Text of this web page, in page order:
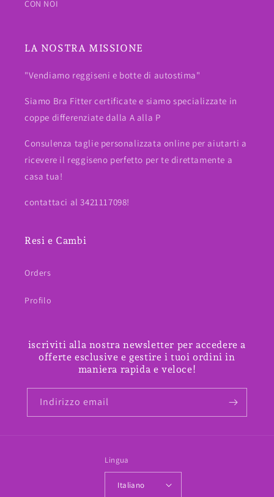
CON NOI
LA NOSTRA MISSIONE
"Vendiamo reggiseni e botte di autostima"
Siamo Bra Fitter certificate e siamo specializzate in
coppe differenziate dalla A alla P
Consulenza taglie personalizzata online per aiutarti a
ricevere il reggiseno perfetto per te direttamente a
casa tua!
contattaci al 3421117098!
Resi e Cambi
Orders
Profilo
iscriviti alla nostra newsletter per accedere a
offerte esclusive e gestire i tuoi ordini in
maniera rapida e veloce!
Indirizzo email
Lingua
Italiano